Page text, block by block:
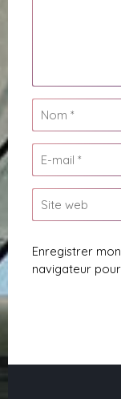
Enregistrer
navigateur